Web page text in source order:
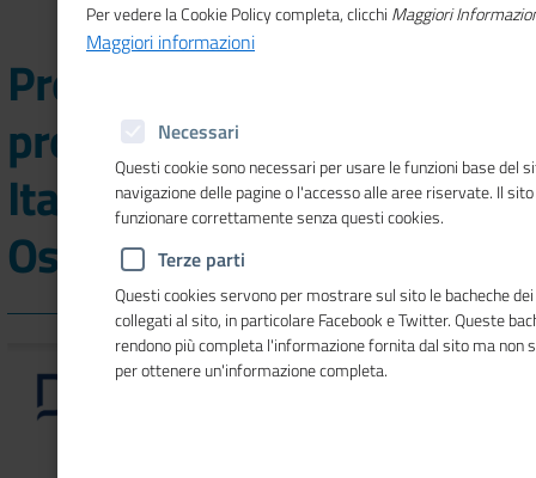
Presentazione del
progetto del Padiglione
Italia all'Expo 2025 di
Osaka
Per vedere la Cookie Policy completa, clicchi Maggiori
Maggiori informazioni
Necessari
Questi cookie sono necessari per usare le funzioni base del
navigazione delle pagine o l'accesso alle aree riservate. Il
funzionare correttamente senza questi cookies.
Terze parti
Questi cookies servono per mostrare sul sito le bacheche
collegati al sito, in particolare Facebook e Twitter. Queste
rendono più completa l'informazione fornita dal sito ma non
per ottenere un'informazione completa.